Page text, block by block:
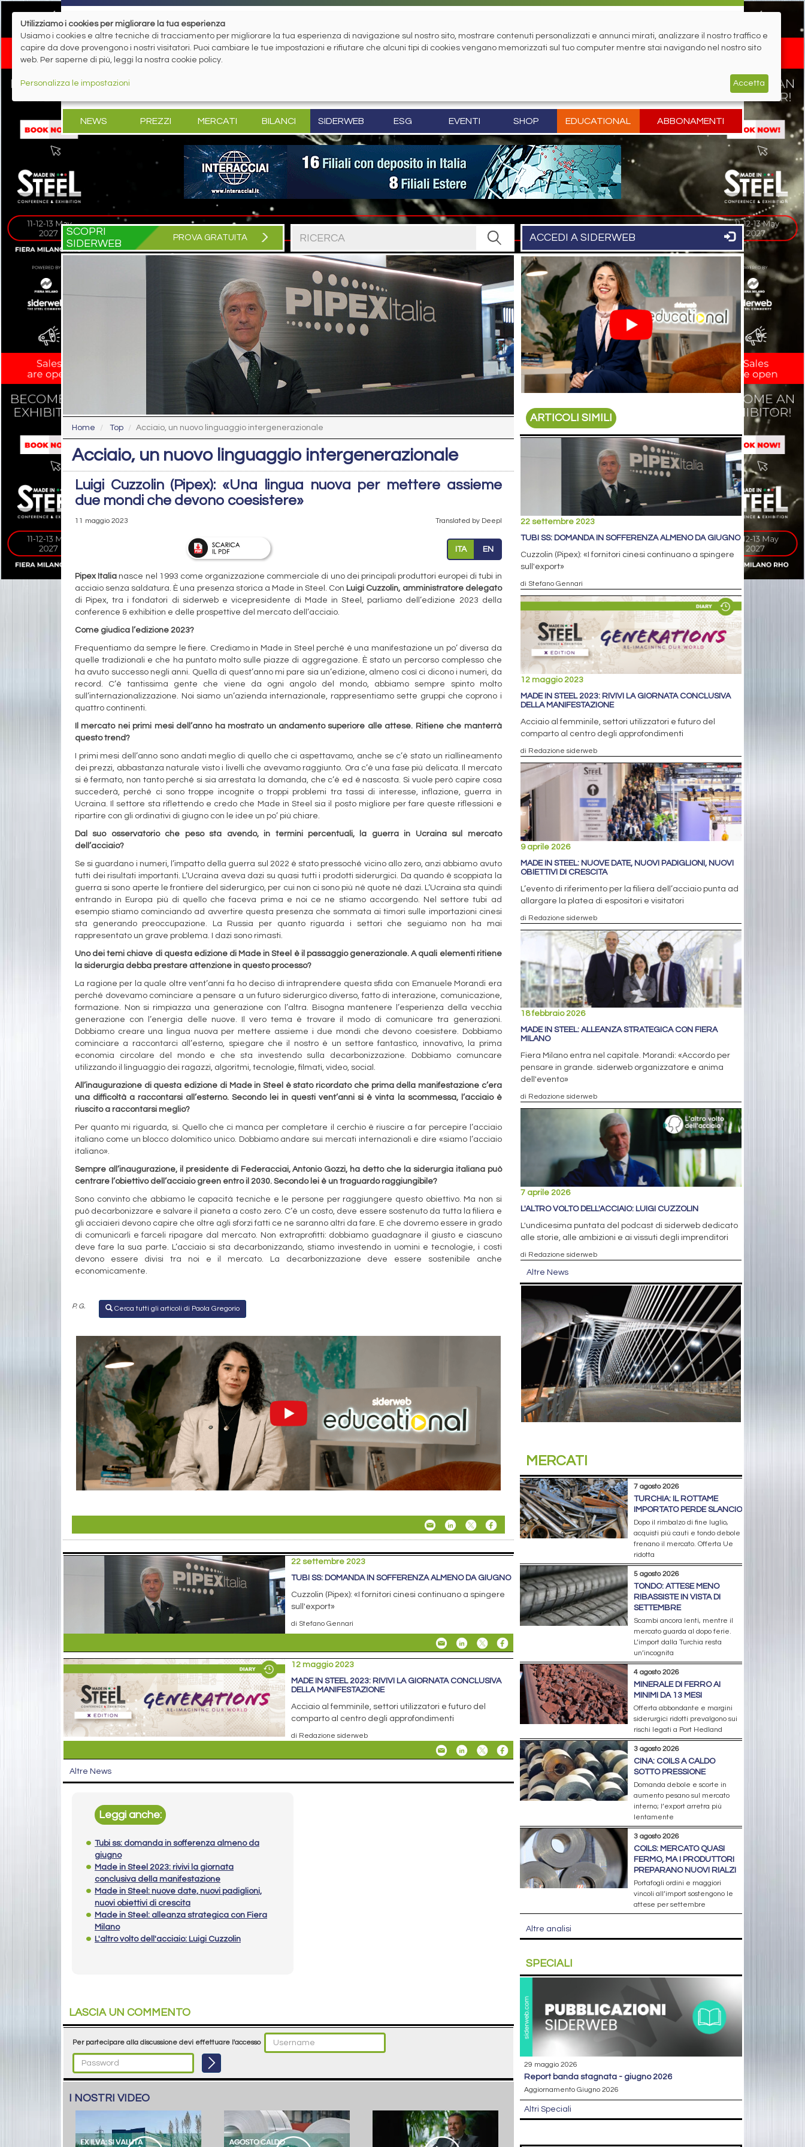
NEWS PREZZI MERCATI BILANCI SIDERWEB ESG EVENTI SHOP EDUCATIONAL ABBONAMENTI
SCOPRI
SIDERWEB
PROVA GRATUITA ACCEDI A SIDERWEB
Home Top Acciaio, un nuovo linguaggio intergenerazionale
Acciaio, un nuovo linguaggio intergenerazionale
Luigi Cuzzolin (Pipex): «Una lingua nuova per mettere assieme
due mondi che devono coesistere»
11 maggio 2023 Translated by Deepl
ITA EN
Pipex Italia nasce nel 1993 come organizzazione commerciale di uno dei principali produttori europei di tubi in
acciaio senza saldatura. È una presenza storica a Made in Steel. Con Luigi Cuzzolin, amministratore delegato
di Pipex, tra i fondatori di siderweb e vicepresidente di Made in Steel, parliamo dell’edizione 2023 della
conference & exhibition e delle prospettive del mercato dell’acciaio.
Come giudica l’edizione 2023?
Frequentiamo da sempre le fiere. Crediamo in Made in Steel perché è una manifestazione un po’ diversa da
quelle tradizionali e che ha puntato molto sulle piazze di aggregazione. È stato un percorso complesso che
ha avuto successo negli anni. Quella di quest’anno mi pare sia un’edizione, almeno così ci dicono i numeri, da
record. C’è tantissima gente che viene da ogni angolo del mondo, abbiamo sempre spinto molto
sull’internazionalizzazione. Noi siamo un’azienda internazionale, rappresentiamo sette gruppi che coprono i
quattro continenti.
Il mercato nei primi mesi dell’anno ha mostrato un andamento superiore alle attese. Ritiene che manterrà
questo trend?
I primi mesi dell’anno sono andati meglio di quello che ci aspettavamo, anche se c’è stato un riallineamento
dei prezzi, abbastanza naturale visto i livelli che avevamo raggiunto. Ora c’è una fase più delicata. Il mercato
si è fermato, non tanto perché si sia arrestata la domanda, che c’è ed è nascosta. Si vuole però capire cosa
succederà, perché ci sono troppe incognite o troppi problemi tra tassi di interesse, inflazione, guerra in
Ucraina. Il settore sta riflettendo e credo che Made in Steel sia il posto migliore per fare queste riflessioni e
ripartire con gli ordinativi di giugno con le idee un po’ più chiare.
Dal suo osservatorio che peso sta avendo, in termini percentuali, la guerra in Ucraina sul mercato
dell’acciaio?
Se si guardano i numeri, l’impatto della guerra sul 2022 è stato pressoché vicino allo zero, anzi abbiamo avuto
tutti dei risultati importanti. L’Ucraina aveva dazi su quasi tutti i prodotti siderurgici. Da quando è scoppiata la
guerra si sono aperte le frontiere del siderurgico, per cui non ci sono più né quote né dazi. L’Ucraina sta quindi
entrando in Europa più di quello che faceva prima e noi ce ne stiamo accorgendo. Nel settore tubi ad
esempio stiamo cominciando ad avvertire questa presenza che sommata ai timori sulle importazioni cinesi
sta generando preoccupazione. La Russia per quanto riguarda i settori che seguiamo non ha mai
rappresentato un grave problema. I dazi sono rimasti.
Uno dei temi chiave di questa edizione di Made in Steel è il passaggio generazionale. A quali elementi ritiene
la siderurgia debba prestare attenzione in questo processo?
La ragione per la quale oltre vent’anni fa ho deciso di intraprendere questa sfida con Emanuele Morandi era
perché dovevamo cominciare a pensare a un futuro siderurgico diverso, fatto di interazione, comunicazione,
formazione. Non si rimpiazza una generazione con l’altra. Bisogna mantenere l’esperienza della vecchia
generazione con l’energia delle nuove. Il vero tema è trovare il modo di comunicare tra generazioni.
Dobbiamo creare una lingua nuova per mettere assieme i due mondi che devono coesistere. Dobbiamo
cominciare a raccontarci all’esterno, spiegare che il nostro è un settore fantastico, innovativo, la prima
economia circolare del mondo e che sta investendo sulla decarbonizzazione. Dobbiamo comuncare
utilizzando il linguaggio dei ragazzi, algoritmi, tecnologie, filmati, video, social.
All’inaugurazione di questa edizione di Made in Steel è stato ricordato che prima della manifestazione c’era
una difficoltà a raccontarsi all’esterno. Secondo lei in questi vent’anni si è vinta la scommessa, l’acciaio è
riuscito a raccontarsi meglio?
Per quanto mi riguarda, sì. Quello che ci manca per completare il cerchio è riuscire a far percepire l’acciaio
italiano come un blocco dolomitico unico. Dobbiamo andare sui mercati internazionali e dire «siamo l’acciaio
italiano».
Sempre all’inaugurazione, il presidente di Federacciai, Antonio Gozzi, ha detto che la siderurgia italiana può
centrare l’obiettivo dell’acciaio green entro il 2030. Secondo lei è un traguardo raggiungibile?
Sono convinto che abbiamo le capacità tecniche e le persone per raggiungere questo obiettivo. Ma non si
può decarbonizzare e salvare il pianeta a costo zero. C’è un costo, deve essere sostenuto da tutta la filiera e
gli acciaieri devono capire che oltre agli sforzi fatti ce ne saranno altri da fare. E che dovremo essere in grado
di comunicarli e farceli ripagare dal mercato. Non extraprofitti: dobbiamo guadagnare il giusto e ciascuno
deve fare la sua parte. L’acciaio si sta decarbonizzando, stiamo investendo in uomini e tecnologie, i costi
devono essere divisi tra noi e il mercato. La decarbonizzazione deve essere sostenibile anche
economicamente.
P. G. Cerca tutti gli articoli di Paola Gregorio
22 settembre 2023
TUBI SS: DOMANDA IN SOFFERENZA ALMENO DA GIUGNO
Cuzzolin (Pipex): «I fornitori cinesi continuano a spingere
sull'export»
di Stefano Gennari
12 maggio 2023
MADE IN STEEL 2023: RIVIVI LA GIORNATA CONCLUSIVA
DELLA MANIFESTAZIONE
Acciaio al femminile, settori utilizzatori e futuro del
comparto al centro degli approfondimenti
di Redazione siderweb
Altre News
Leggi anche:
Tubi ss: domanda in sofferenza almeno da
giugno
Made in Steel 2023: rivivi la giornata
conclusiva della manifestazione
Made in Steel: nuove date, nuovi padiglioni,
nuovi obiettivi di crescita
Made in Steel: alleanza strategica con Fiera
Milano
L'altro volto dell'acciaio: Luigi Cuzzolin
LASCIA UN COMMENTO
Per partecipare alla discussione devi effettuare l'accesso
I NOSTRI VIDEO
ARTICOLI SIMILI
22 settembre 2023
TUBI SS: DOMANDA IN SOFFERENZA ALMENO DA GIUGNO
Cuzzolin (Pipex): «I fornitori cinesi continuano a spingere
sull'export»
di Stefano Gennari
12 maggio 2023
MADE IN STEEL 2023: RIVIVI LA GIORNATA CONCLUSIVA
DELLA MANIFESTAZIONE
Acciaio al femminile, settori utilizzatori e futuro del
comparto al centro degli approfondimenti
di Redazione siderweb
9 aprile 2026
MADE IN STEEL: NUOVE DATE, NUOVI PADIGLIONI, NUOVI
OBIETTIVI DI CRESCITA
L’evento di riferimento per la filiera dell’acciaio punta ad
allargare la platea di espositori e visitatori
di Redazione siderweb
18 febbraio 2026
MADE IN STEEL: ALLEANZA STRATEGICA CON FIERA
MILANO
Fiera Milano entra nel capitale. Morandi: «Accordo per
pensare in grande. siderweb organizzatore e anima
dell'evento»
di Redazione siderweb
7 aprile 2026
L'ALTRO VOLTO DELL'ACCIAIO: LUIGI CUZZOLIN
L'undicesima puntata del podcast di siderweb dedicato
alle storie, alle ambizioni e ai vissuti degli imprenditori
di Redazione siderweb
Altre News
MERCATI
7 agosto 2026
TURCHIA: IL ROTTAME
IMPORTATO PERDE SLANCIO
Dopo il rimbalzo di fine luglio,
acquisti più cauti e tondo debole
frenano il mercato. Offerta Ue
ridotta
5 agosto 2026
TONDO: ATTESE MENO
RIBASSISTE IN VISTA DI
SETTEMBRE
Scambi ancora lenti, mentre il
mercato guarda al dopo ferie.
L’import dalla Turchia resta
un’incognita
4 agosto 2026
MINERALE DI FERRO AI
MINIMI DA 13 MESI
Offerta abbondante e margini
siderurgici ridotti prevalgono sui
rischi legati a Port Hedland
3 agosto 2026
CINA: COILS A CALDO
SOTTO PRESSIONE
Domanda debole e scorte in
aumento pesano sul mercato
interno; l’export arretra più
lentamente
3 agosto 2026
COILS: MERCATO QUASI
FERMO, MA I PRODUTTORI
PREPARANO NUOVI RIALZI
Portafogli ordini e maggiori
vincoli all’import sostengono le
attese per settembre
Altre analisi
SPECIALI
29 maggio 2026
report banda stagnata - giugno 2026
Aggiornamento Giugno 2026
Altri Speciali
Utilizziamo i cookies per migliorare la tua esperienza
Usiamo i cookies e altre tecniche di tracciamento per migliorare la tua esperienza di navigazione sul nostro sito, mostrare contenuti personalizzati e annunci mirati, analizzare il nostro traffico e
capire da dove provengono i nostri visitatori. Puoi cambiare le tue impostazioni e rifiutare che alcuni tipi di cookies vengano memorizzati sul tuo computer mentre stai navigando nel nostro sito
web. Per saperne di più, leggi la nostra cookie policy.
Personalizza le impostazioni Accetta